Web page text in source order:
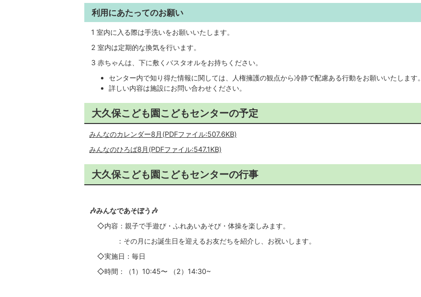
利用にあたってのお願い
1 室内に入る際は手洗いをお願いいたします。
2 室内は定期的な換気を行います。
3 赤ちゃんは、下に敷くバスタオルをお持ちください。
センター内で知り得た情報に関しては、人権擁護の観点から冷静で配慮ある行動をお願いいたします。
詳しい内容は施設にお問い合わせください。
大久保こども園こどもセンターの予定
みんなのカレンダー8月(PDFファイル:507.6KB)
みんなのひろば8月(PDFファイル:547.1KB)
大久保こども園こどもセンターの行事
🎶みんなであそぼう🎶
◇内容：親子で手遊び・ふれあいあそび・体操を楽しみます。
：その月にお誕生日を迎えるお友だちを紹介し、お祝いします。
◇実施日：毎日
◇時間：（1）10:45〜 （2）14:30~